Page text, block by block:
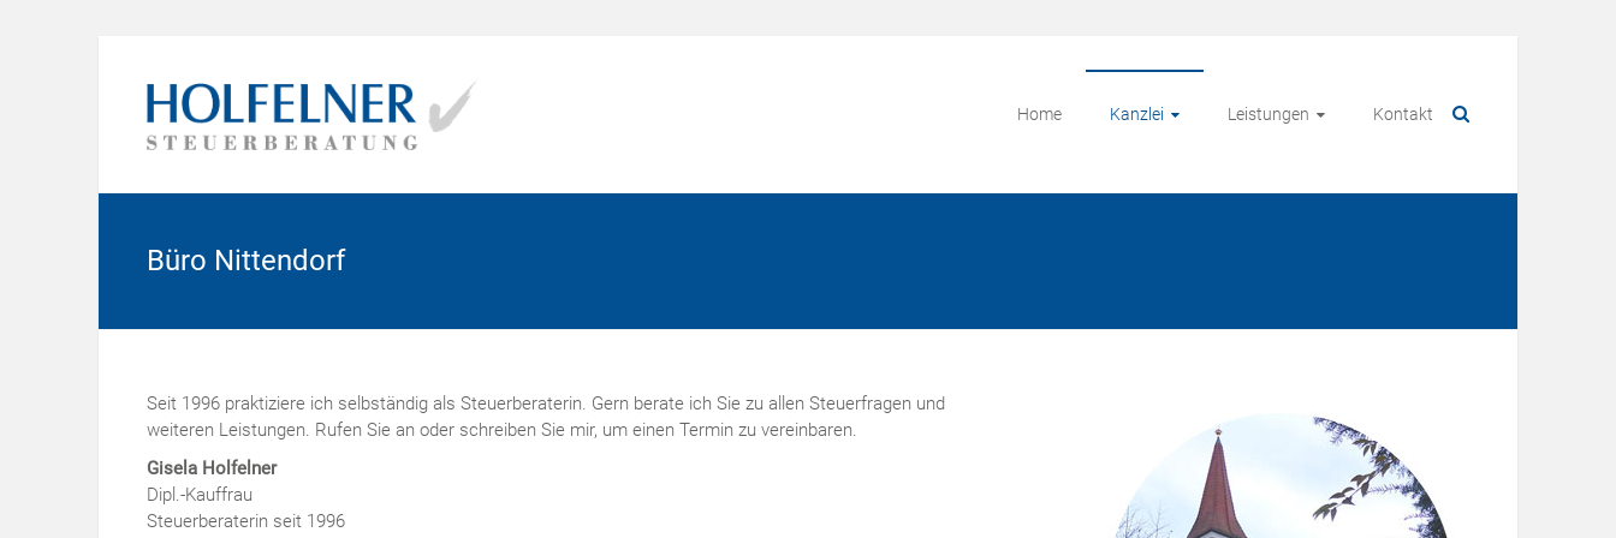
Home Kanzlei Leistungen Kontakt
Büro Nittendorf
Seit 1996 praktiziere ich selbständig als Steuerberaterin. Gern berate ich Sie zu allen Steuerfragen und
weiteren Leistungen. Rufen Sie an oder schreiben Sie mir, um einen Termin zu vereinbaren.
Gisela Holfelner
Dipl.-Kauffrau
Steuerberaterin seit 1996